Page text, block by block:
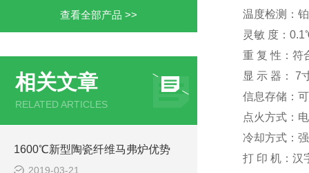
查看全部产品 >>
相关文章
RELATED ARTICLES
1600℃新型陶瓷纤维马弗炉优势
2019-03-21
温度检测：
灵敏 度：
重 复 性：符
显 示 器： 7
信息存储：
点火方式：
冷却方式：
打 印 机：汉